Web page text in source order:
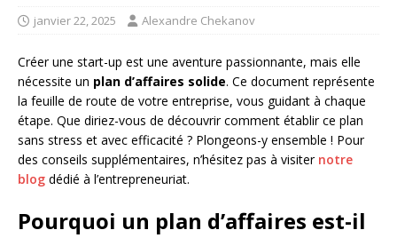
janvier 22, 2025 Alexandre Chekanov
Créer une start-up est une aventure passionnante, mais elle
nécessite un plan d’affaires solide. Ce document représente
la feuille de route de votre entreprise, vous guidant à chaque
étape. Que diriez-vous de découvrir comment établir ce plan
sans stress et avec efficacité ? Plongeons-y ensemble ! Pour
des conseils supplémentaires, n’hésitez pas à visiter notre
blog dédié à l’entrepreneuriat.
Pourquoi un plan d’affaires est-il